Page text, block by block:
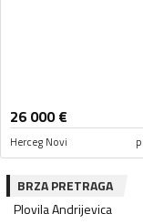
26 000€
Herceg Novi
BRZA PRETRAGA
PlovilaAndrijevica